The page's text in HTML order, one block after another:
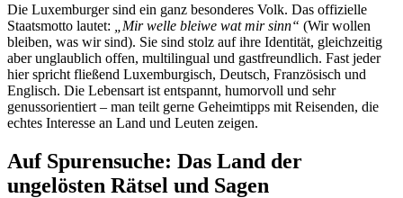
Die Luxemburger sind ein ganz besonderes Volk. Das offizielle
Staatsmotto lautet:
„Mir welle bleiwe wat mir sinn“ (Wir wollen
bleiben, was wir sind). Sie sind stolz auf ihre Identität, gleichzeitig
aber unglaublich offen, multilingual und gastfreundlich. Fast jeder
hier spricht fließend Luxemburgisch, Deutsch, Französisch und
Englisch. Die Lebensart ist entspannt, humorvoll und sehr
genussorientiert – man teilt gerne Geheimtipps mit Reisenden, die
echtes Interesse an Land und Leuten zeigen.
Auf Spurensuche: Das Land der
ungelösten Rätsel und Sagen